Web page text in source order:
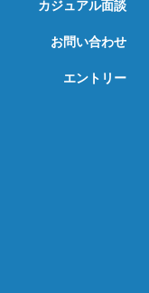
カジュアル面談
お問い合わせ
エントリー